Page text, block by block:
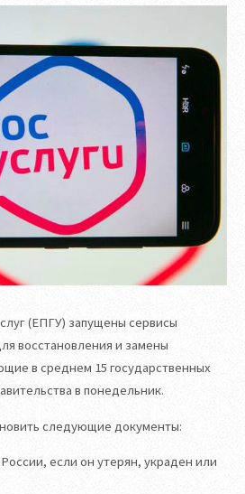
(ЕПГУ) запущены сервисы
восстановления и замены
в среднем 15 государственных
в понедельник.
следующие документы:
если он утерян, украден или